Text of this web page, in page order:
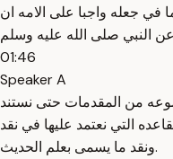
في جعله واجبا على الامه ان
01:46
Speaker A
من المقدمات حتى نستند
التي نعتمد عليها في نقد
ونقد ما يسمى بعلم الحديث.